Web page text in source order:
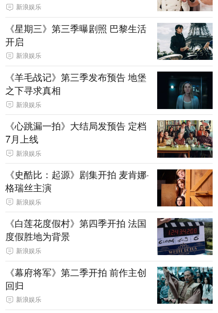
新浪娱乐
《星期三》第三季曝剧照 巴黎生活
开启
新浪娱乐
《羊毛战记》第三季发布预告 地堡
之下寻求真相
新浪娱乐
《心跳漏一拍》大结局发预告 定档
7月上线
新浪娱乐
《史酷比：起源》剧集开拍 麦肯娜·
格瑞丝主演
新浪娱乐
《白莲花度假村》第四季开拍 法国
度假胜地为背景
新浪娱乐
《幕府将军》第二季开拍 前作主创
回归
新浪娱乐